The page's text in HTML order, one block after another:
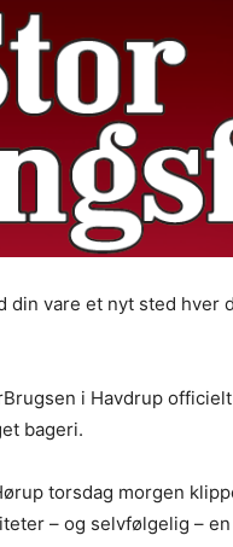
vare et nyt sted hver
i Havdrup
bageri.
torsdag morgen
– og selvfølgelig –